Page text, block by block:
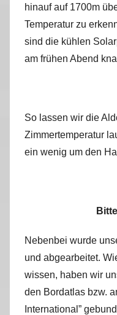
hinauf auf 1700m
Temperatur zu
sind die kühlen
am frühen Abend
So lassen wir die
Zimmertemperatur
ein wenig um den
Nebenbei wurde
und abgearbeitet.
wissen, haben wir
den Bordatlas bzw.
International”